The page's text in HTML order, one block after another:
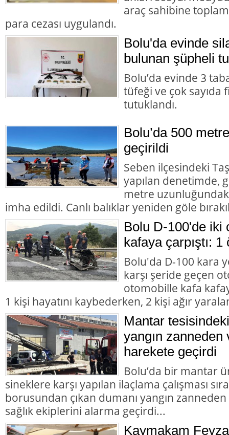
araç sahibine
para cezası uygulandı.
Bolu'da evinde
bulunan şüpheli
Bolu’da evinde 3
tüfeği ve çok
tutuklandı.
Bolu’da 500
geçirildi
Seben ilçesindeki
yapılan denetimde,
metre
imha edildi. Canlı balıklar yeniden göle
Bolu D-100'de iki
kafaya çarpıştı: 1
Bolu'da D-100 kara
karşı şeride geçen
otomobille kafa
1 kişi hayatını kaybederken, 2 kişi ağır
Mantar
yangın
harekete geçirdi
Bolu’da bir mantar
sineklere karşı yapılan ilaçlama çalışması
borusundan çıkan dumanı yangın
sağlık ekiplerini alarma geçirdi...
Kaymakam